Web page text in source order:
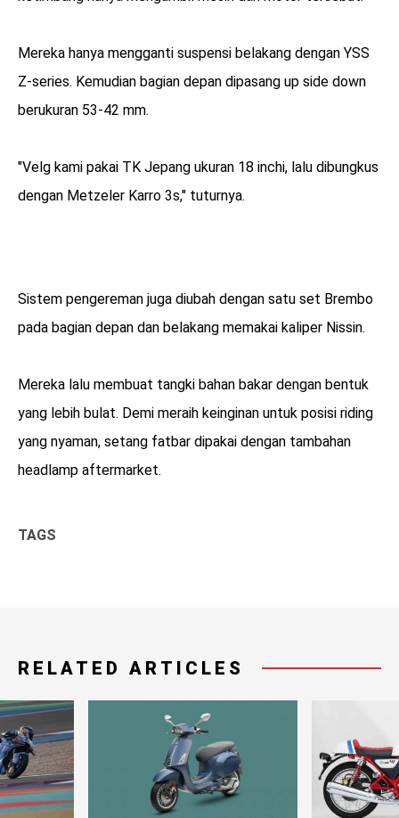
Mereka hanya mengganti suspensi belakang dengan YSS
Z-series. Kemudian bagian depan dipasang up side down
berukuran 53-42 mm.
"Velg kami pakai TK Jepang ukuran 18 inchi, lalu dibungkus
dengan Metzeler Karro 3s," tuturnya.
Sistem pengereman juga diubah dengan satu set Brembo
pada bagian depan dan belakang memakai kaliper Nissin.
Mereka lalu membuat tangki bahan bakar dengan bentuk
yang lebih bulat. Demi meraih keinginan untuk posisi riding
yang nyaman, setang fatbar dipakai dengan tambahan
headlamp aftermarket.
TAGS
RELATED ARTICLES